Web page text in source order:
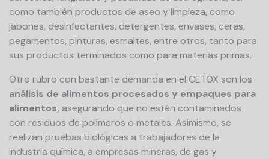
como también productos de aseo y limpieza, como
jabones, desinfectantes, detergentes, envases, ceras,
pegamentos, pinturas, esmaltes, entre otros, tanto para
sus productos terminados como para materias primas.
Otro rubro con bastante demanda en el CETOX son los
análisis de alimentos procesados y empaques para
alimentos, asegurando que no estén contaminados
con residuos de polímeros o metales. Asimismo, se
realizan pruebas biológicas a trabajadores de la
industria química, a empresas mineras, de gas y